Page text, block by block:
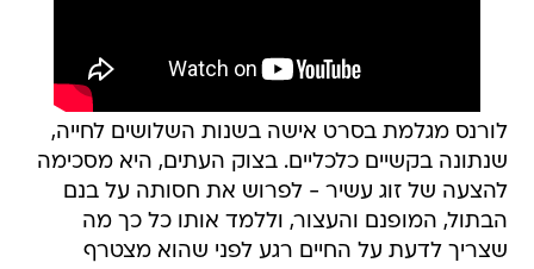
לורנס מגלמת בסרט אישה בשנות השלושים לחייה,
שנתונה בקשיים כלכליים. בצוק העתים, היא מסכימה
להצעה של זוג עשיר - לפרוש את חסותה על בנם
הבתול, המופנם והעצור, וללמד אותו כל כך מה
שצריך לדעת על החיים רגע לפני שהוא מצטרף